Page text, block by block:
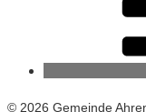
© 2026 Gemeinde